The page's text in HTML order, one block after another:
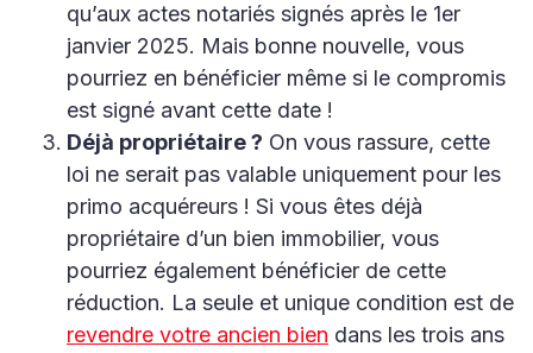
qu’aux actes notariés signés après le 1er
janvier 2025. Mais bonne nouvelle, vous
pourriez en bénéficier même si le compromis
est signé avant cette date !
Déjà propriétaire ? On vous rassure, cette
loi ne serait pas valable uniquement pour les
primo acquéreurs ! Si vous êtes déjà
propriétaire d’un bien immobilier, vous
pourriez également bénéficier de cette
réduction. La seule et unique condition est de
revendre votre ancien bien dans les trois ans